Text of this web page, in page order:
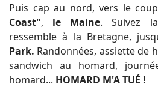
Puis cap au nord, vers le
Coast", le Maine. Suivez
ressemble à la Bretagne,
Park. Randonnées, assiette de
sandwich au homard,
homard... HOMARD M'A TUÉ !